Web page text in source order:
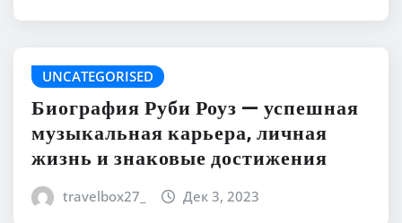
UNCATEGORISED
Биография Руби Роуз — успешная
музыкальная карьера, личная
жизнь и знаковые достижения
travelbox27_ Дек 3, 2023